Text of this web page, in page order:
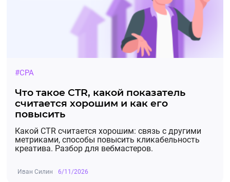
#CPA
Что такое CTR, какой показатель
считается хорошим и как его
повысить
Какой CTR считается хорошим: связь с другими
метриками, способы повысить кликабельность
креатива. Разбор для вебмастеров.
Иван Силин 6/11/2026